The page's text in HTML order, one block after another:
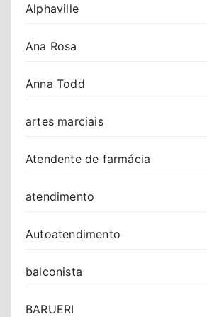
Alphaville
Ana Rosa
Anna Todd
artes marciais
Atendente de farmácia
atendimento
Autoatendimento
balconista
BARUERI